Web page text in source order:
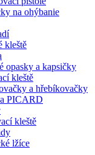
na ohýbanie
kleště
opasky a kapsičky
kleště
a hřebíkovačky
PICARD
kleště
lžíce